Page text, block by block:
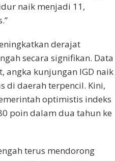
naik menjadi 11,
derajat
secara signifikan. Data
angka kunjungan IGD naik
di daerah terpencil. Kini,
optimistis indeks
poin dalam dua tahun ke
terus mendorong